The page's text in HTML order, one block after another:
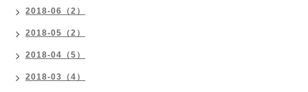
2018-06（2）
2018-05（2）
2018-04（5）
2018-03（4）